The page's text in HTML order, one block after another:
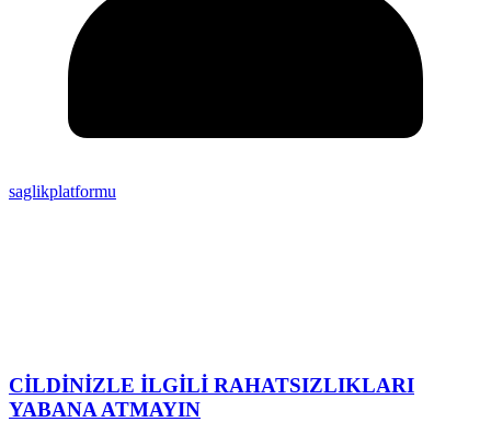
saglikplatformu
CİLDİNİZLE İLGİLİ RAHATSIZLIKLARI
YABANA ATMAYIN